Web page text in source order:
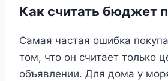
Как считать бюджет
Самая частая ошибка
том, что он считает только
объявлении. Для дома у